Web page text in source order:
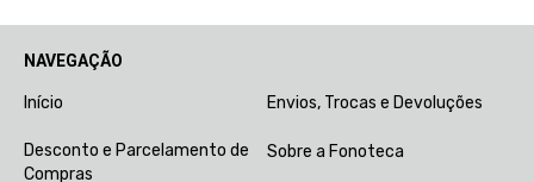
NAVEGAÇÃO
Início Envios, Trocas e Devoluções
Desconto e Parcelamento de
Compras
Sobre a Fonoteca